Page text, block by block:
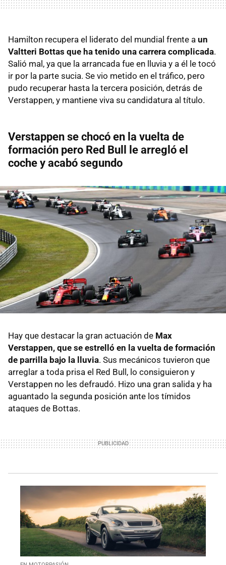
Hamilton recupera el liderato del mundial frente a un
Valtteri Bottas que ha tenido una carrera complicada.
Salió mal, ya que la arrancada fue en lluvia y a él le tocó
ir por la parte sucia. Se vio metido en el tráfico, pero
pudo recuperar hasta la tercera posición, detrás de
Verstappen, y mantiene viva su candidatura al título.
Verstappen se chocó en la vuelta de
formación pero Red Bull le arregló el
coche y acabó segundo
Hay que destacar la gran actuación de Max
Verstappen, que se estrelló en la vuelta de formación
de parrilla bajo la lluvia. Sus mecánicos tuvieron que
arreglar a toda prisa el Red Bull, lo consiguieron y
Verstappen no les defraudó. Hizo una gran salida y ha
aguantado la segunda posición ante los tímidos
ataques de Bottas.